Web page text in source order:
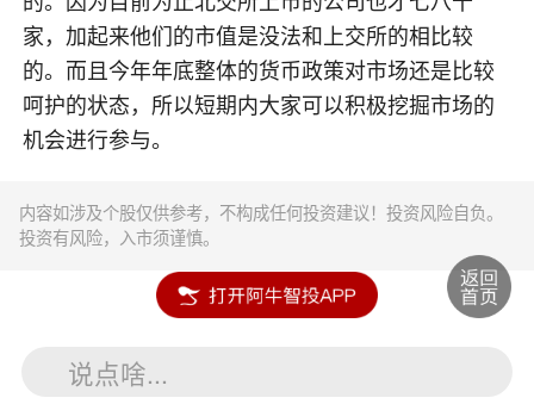
家，加起来他们的市值是没法和上交所的相比较
的。而且今年年底整体的货币政策对市场还是比较
呵护的状态，所以短期内大家可以积极挖掘市场的
机会进行参与。
内容如涉及个股仅供参考，不构成任何投资建议！投资风险自负。
投资有风险，入市须谨慎。
说点啥...